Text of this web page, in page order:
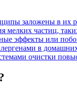
заложены в их
мелких частиц,
эффекты или
в
очистки